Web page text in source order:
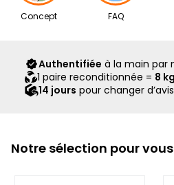
revendeurs partenaires,
scellé Second Step attestant
expédiés par notre équipe.
Concept FAQ
Authentifiée à la main par
1 paire reconditionnée = 8 kg
14 jours pour changer d’avis
Notre sélection pour vous